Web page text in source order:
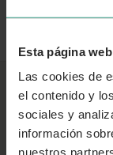
Esta página
Las cookies de
el contenido y
sociales y
información
nuestros